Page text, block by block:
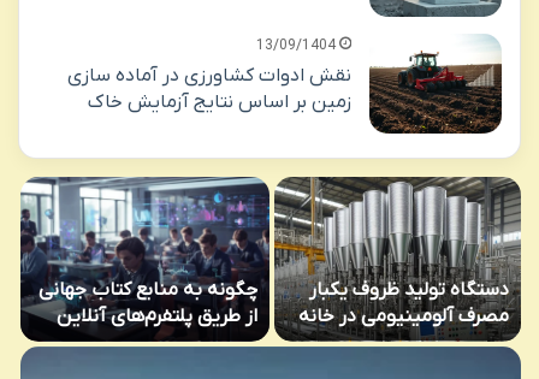
13/09/1404
نقش ادوات کشاورزی در آماده سازی
زمین بر اساس نتایج آزمایش خاک
دستگاه تولید ظروف یکبار
مصرف آلومینیومی در خانه
چگونه به منابع کتاب جهانی
از طریق پلتفرم‌های آنلاین
دست یابیم؟